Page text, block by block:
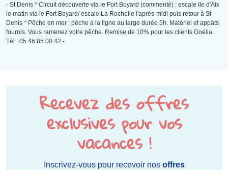
- St Denis * Circuit découverte via le Fort Boyard (commenté) : escale Ile d'Aix
le matin via le Fort Boyard/ escale La Rochelle l'après-midi puis retour à St
Denis * Pêche en mer : pêche à la ligne au large durée 5h. Matériel et appâts
fournis. Vous ramenez votre pêche. Remise de 10% pour les clients Goélia.
Tél : 05.46.85.00.42 -
Recevez des offres
exclusives pour vos
vacances !
Inscrivez-vous pour recevoir nos offres